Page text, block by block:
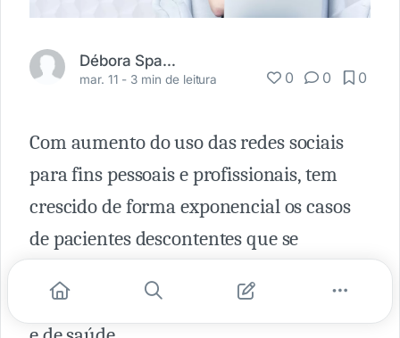
Débora Spagnol
mar. 11 - 3 min de leitura 0 0 0
Com aumento do uso das redes sociais
para fins pessoais e profissionais, tem
crescido de forma exponencial os casos
de pacientes descontentes que se
ofender a honra de profissionais médicos